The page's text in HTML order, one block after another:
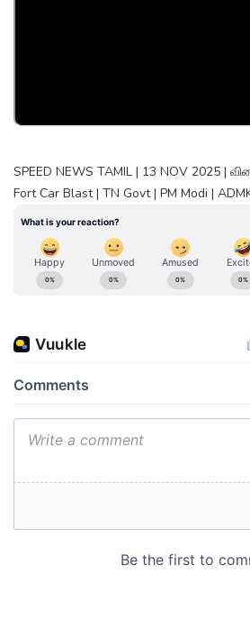
SPEED NEWS TAMIL | 13 NOV 2025 |
Fort Car Blast | TN Govt | PM Modi |